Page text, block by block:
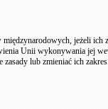
jeżeli ich
Unii wykonywania jej
lub zmieniać ich zakres.